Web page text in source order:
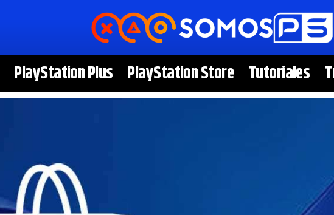
PlayStation Plus PlayStation Store Tutoriales